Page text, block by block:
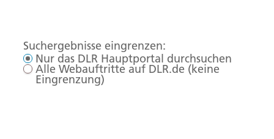
Suchergebnisse eingrenzen:
Nur das DLR Hauptportal durchsuchen
Alle Webauftritte auf DLR.de (keine
Eingrenzung)